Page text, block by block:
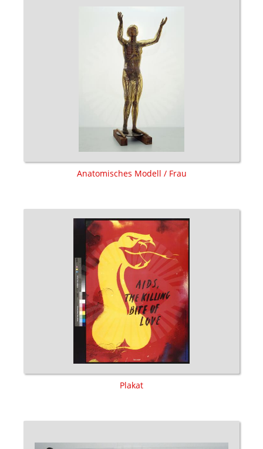
Anatomisches Modell / Frau
Plakat